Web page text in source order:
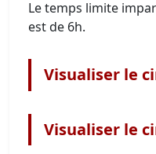
Le temps limite
est de 6h.
Visualiser le
Visualiser le